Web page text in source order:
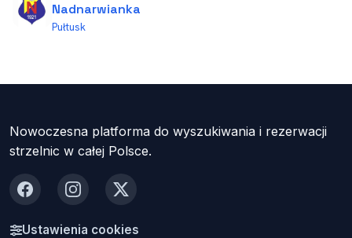
Nadnarwianka
Pułtusk
Nowoczesna platforma do wyszukiwania i rezerwacji
strzelnic w całej Polsce.
FacebookInstagram
X
Ustawienia cookies